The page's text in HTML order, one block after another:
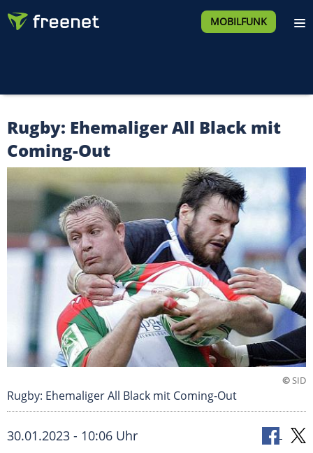
MOBILFUNK
Rugby: Ehemaliger All Black mit
Coming-Out
©SID
Rugby: Ehemaliger All Black mit Coming-Out
30.01.2023 - 10:06 Uhr